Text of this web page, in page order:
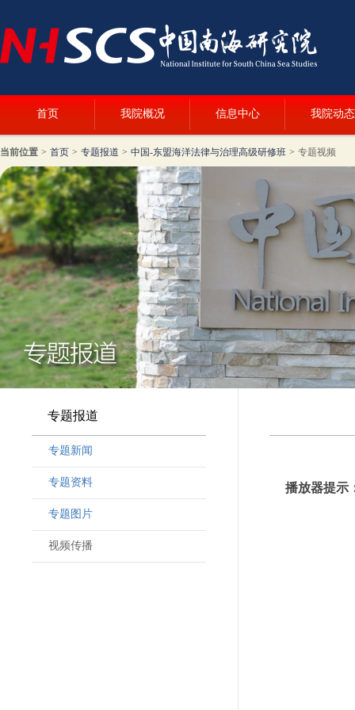
首页 我院概况 信息中心 我院动态
当前位置 > 首页 > 专题报道 > 中国-东盟海洋法律与治理高级研修班 > 专题视频
专题报道
专题新闻
专题资料
专题图片
视频传播
播放器提示